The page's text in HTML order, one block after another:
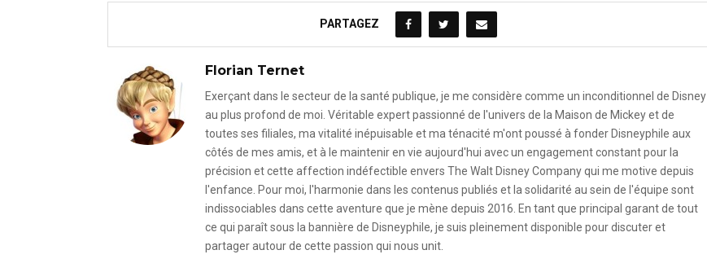
PARTAGEZ
Florian Ternet
Exerçant dans le secteur de la santé publique, je me considère comme un inconditionnel de Disney
au plus profond de moi. Véritable expert passionné de l'univers de la Maison de Mickey et de
toutes ses filiales, ma vitalité inépuisable et ma ténacité m'ont poussé à fonder Disneyphile aux
côtés de mes amis, et à le maintenir en vie aujourd'hui avec un engagement constant pour la
précision et cette affection indéfectible envers The Walt Disney Company qui me motive depuis
l'enfance. Pour moi, l'harmonie dans les contenus publiés et la solidarité au sein de l'équipe sont
indissociables dans cette aventure que je mène depuis 2016. En tant que principal garant de tout
ce qui paraît sous la bannière de Disneyphile, je suis pleinement disponible pour discuter et
partager autour de cette passion qui nous unit.